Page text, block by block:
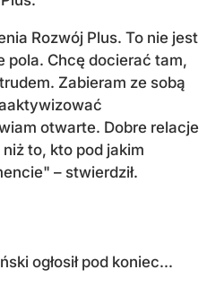
Rozwój Plus. To nie jest
pola. Chcę docierać tam,
Zabieram ze sobą
otwarte. Dobre relacje
to, kto pod jakim
– stwierdził.
ogłosił pod koniec...